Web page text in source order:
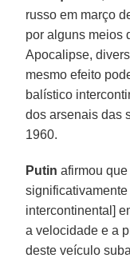
russo em março
por alguns meios
Apocalipse,
mesmo efeito
balístico
dos arsenais das
1960.
Putin afirmou que
intercontinental]
a velocidade e a
deste veículo